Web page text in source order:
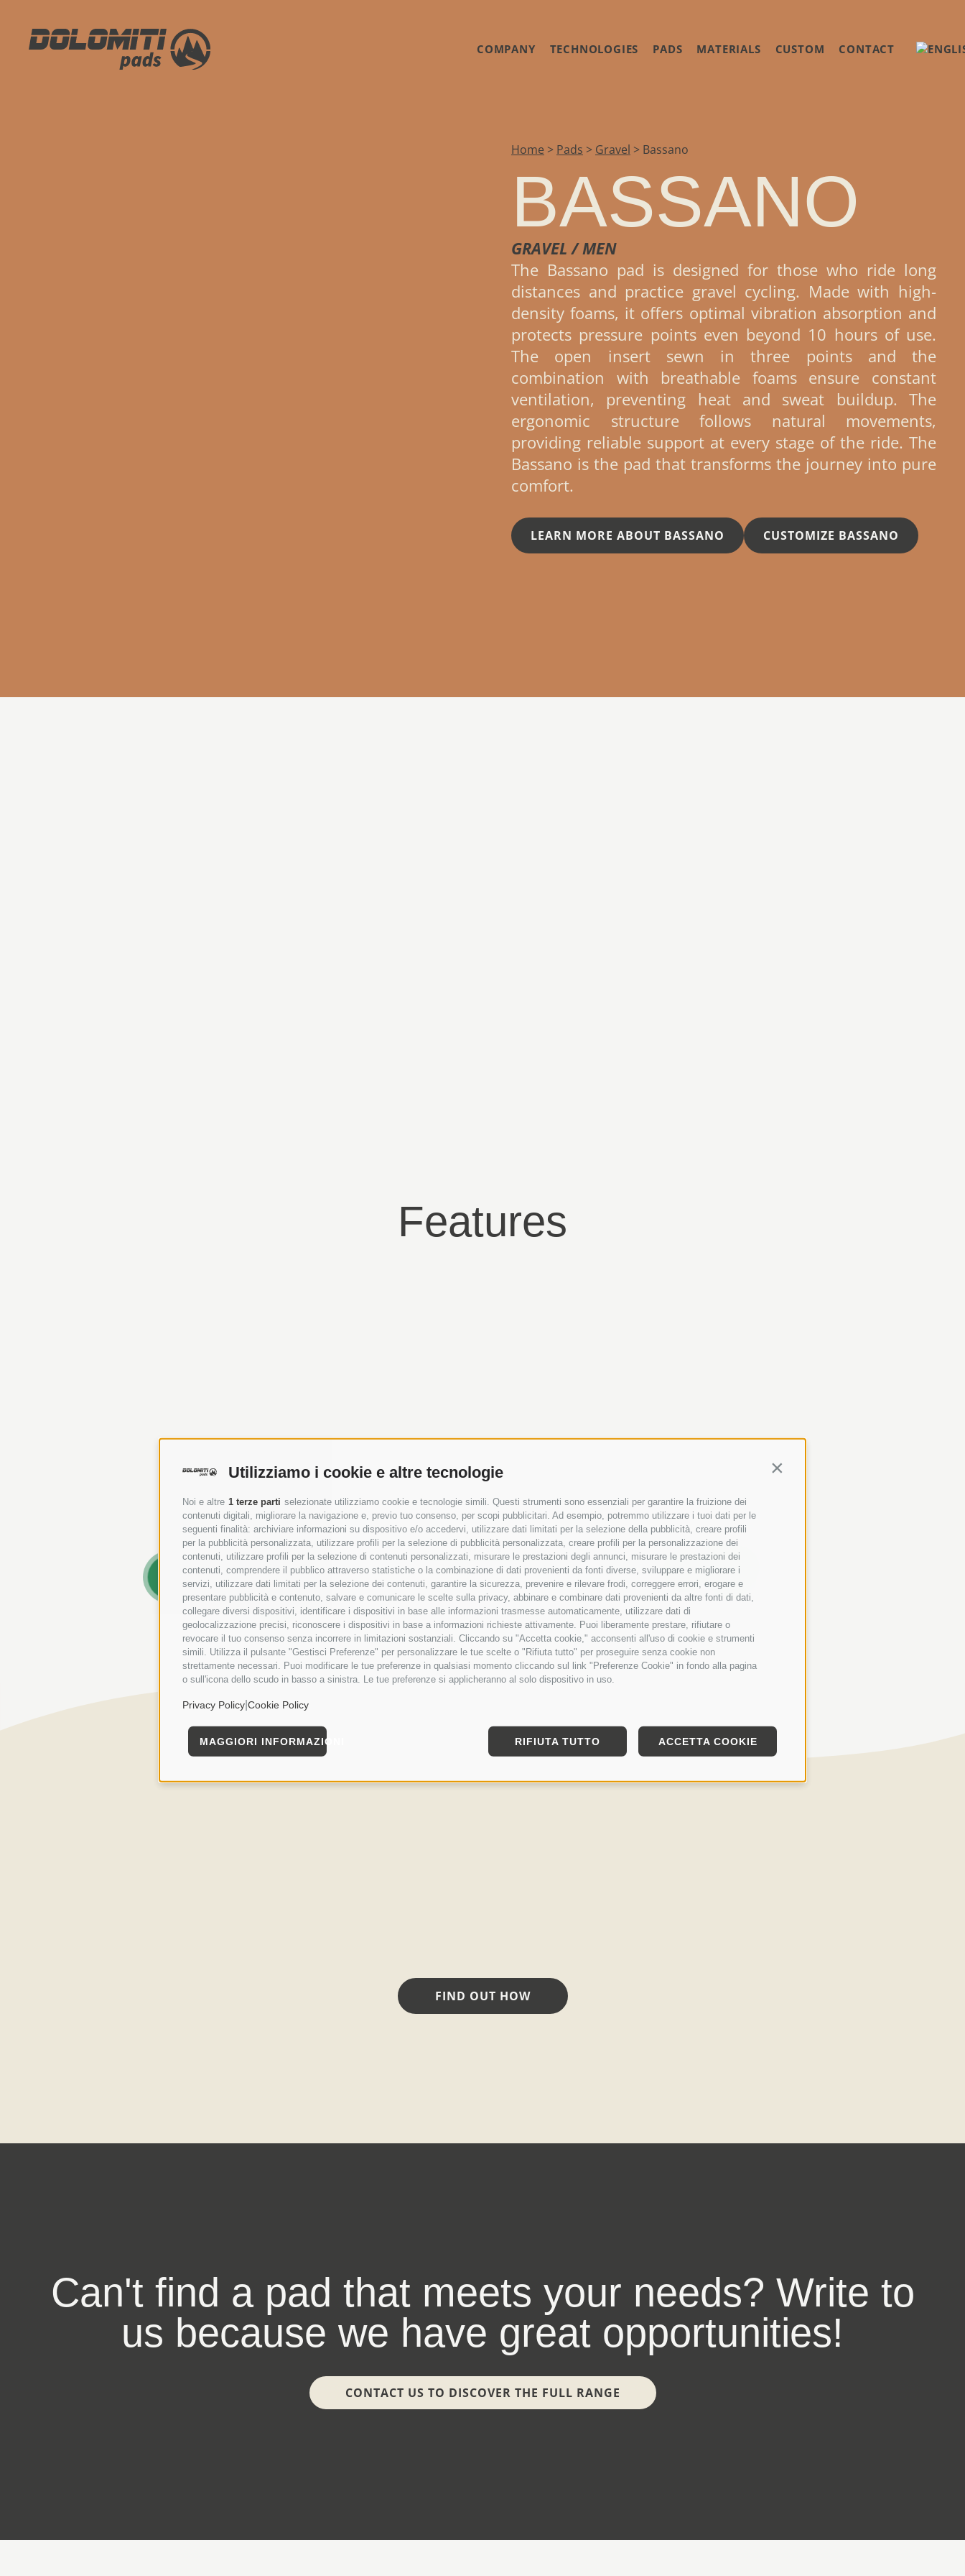
Continua senza accettare
Utilizziamo i cookie e altre tecnologie
Noi e altre 1 terze parti selezionate utilizziamo cookie e tecnologie simili. Questi strumenti sono essenziali per garantire la fruizione dei
contenuti digitali, migliorare la navigazione e, previo tuo consenso, per scopi pubblicitari. Ad esempio, potremmo utilizzare i tuoi dati per le
seguenti finalità: archiviare informazioni su dispositivo e/o accedervi, utilizzare dati limitati per la selezione della pubblicità, creare profili
per la pubblicità personalizzata, utilizzare profili per la selezione di pubblicità personalizzata, creare profili per la personalizzazione dei
contenuti, utilizzare profili per la selezione di contenuti personalizzati, misurare le prestazioni degli annunci, misurare le prestazioni dei
contenuti, comprendere il pubblico attraverso statistiche o la combinazione di dati provenienti da fonti diverse, sviluppare e migliorare i
servizi, utilizzare dati limitati per la selezione dei contenuti, garantire la sicurezza, prevenire e rilevare frodi, correggere errori, erogare e
presentare pubblicità e contenuto, salvare e comunicare le scelte sulla privacy, abbinare e combinare dati provenienti da altre fonti di dati,
collegare diversi dispositivi, identificare i dispositivi in base alle informazioni trasmesse automaticamente, utilizzare dati di
geolocalizzazione precisi, riconoscere i dispositivi in base a informazioni richieste attivamente. Puoi liberamente prestare, rifiutare o
revocare il tuo consenso senza incorrere in limitazioni sostanziali. Cliccando su "Accetta cookie," acconsenti all'uso di cookie e strumenti
simili. Utilizza il pulsante "Gestisci Preferenze" per personalizzare le tue scelte o "Rifiuta tutto" per proseguire senza cookie non
strettamente necessari. Puoi modificare le tue preferenze in qualsiasi momento cliccando sul link "Preferenze Cookie" in fondo alla pagina
o sull'icona dello scudo in basso a sinistra. Le tue preferenze si applicheranno al solo dispositivo in uso.
Privacy Policy Cookie Policy
ACCETTA COOKIE
RIFIUTA TUTTO
MAGGIORI INFORMAZIONI
COMPANY TECHNOLOGIES PADS MATERIALS CUSTOM CONTACT
Home > Pads > Gravel > Bassano
BASSANO
GRAVEL / MEN
The Bassano pad is designed for those who ride long
distances and practice gravel cycling. Made with high-
density foams, it offers optimal vibration absorption and
protects pressure points even beyond 10 hours of use.
The open insert sewn in three points and the
combination with breathable foams ensure constant
ventilation, preventing heat and sweat buildup. The
ergonomic structure follows natural movements,
providing reliable support at every stage of the ride. The
Bassano is the pad that transforms the journey into pure
comfort.
LEARN MORE ABOUT BASSANO CUSTOMIZE BASSANO
Features
MAN
B
+ +
+ +
FIND OUT HOW
Can't find a pad that meets your needs? Write to
us because we have great opportunities!
CONTACT US TO DISCOVER THE FULL RANGE